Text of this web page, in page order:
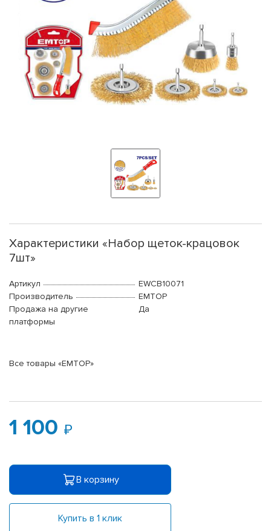
Характеристики «Набор щеток-крацовок
7шт»
Артикул
EWCB10071
Производитель
EMTOP
Продажа на другие
платформы
Да
Все товары «EMTOP»
1 100
В корзину
Купить в 1 клик